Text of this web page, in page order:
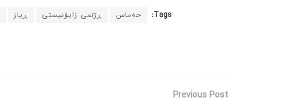
Tags: حەماس ڕژێمی زایۆنیستی ڕیاز
Previous Post